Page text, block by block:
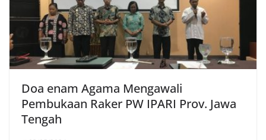
Doa enam Agama Mengawali
Pembukaan Raker PW IPARI Prov. Jawa
Tengah